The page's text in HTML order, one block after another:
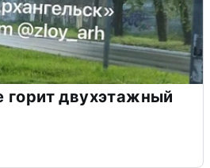
горит двухэтажный